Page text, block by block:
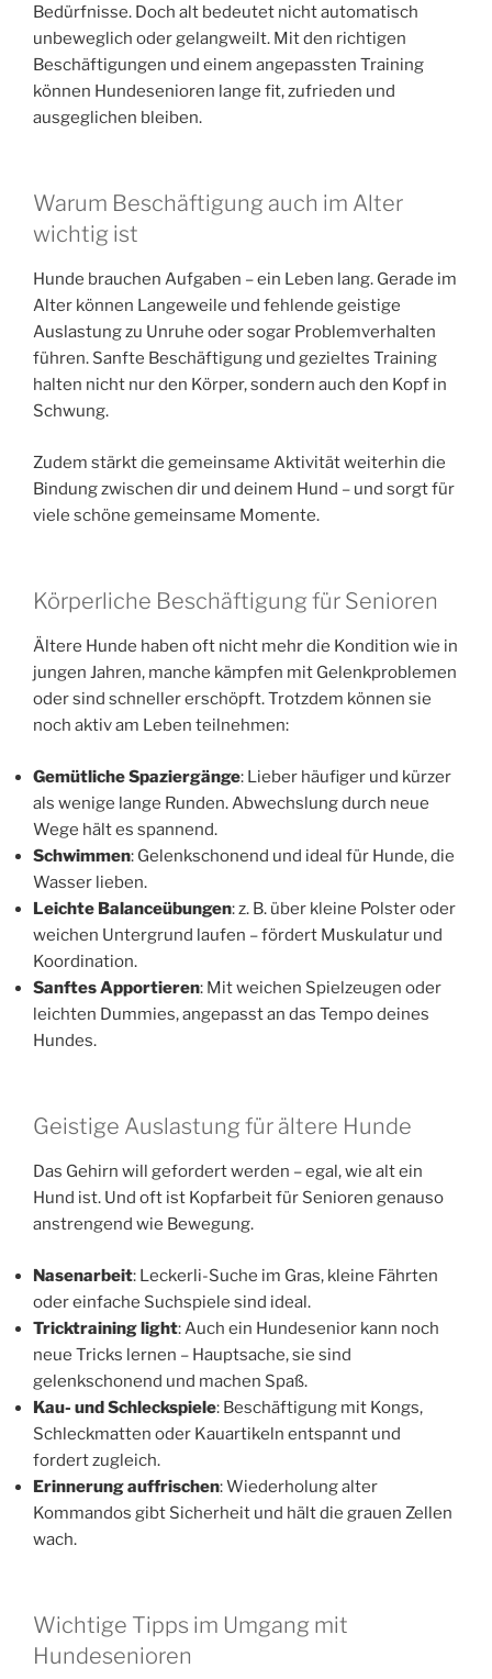
Bedürfnisse. Doch alt bedeutet nicht automatisch
unbeweglich oder gelangweilt. Mit den richtigen
Beschäftigungen und einem angepassten Training
können Hundesenioren lange fit, zufrieden und
ausgeglichen bleiben.
Warum Beschäftigung auch im Alter
wichtig ist
Hunde brauchen Aufgaben – ein Leben lang. Gerade im
Alter können Langeweile und fehlende geistige
Auslastung zu Unruhe oder sogar Problemverhalten
führen. Sanfte Beschäftigung und gezieltes Training
halten nicht nur den Körper, sondern auch den Kopf in
Schwung.
Zudem stärkt die gemeinsame Aktivität weiterhin die
Bindung zwischen dir und deinem Hund – und sorgt für
viele schöne gemeinsame Momente.
Körperliche Beschäftigung für Senioren
Ältere Hunde haben oft nicht mehr die Kondition wie in
jungen Jahren, manche kämpfen mit Gelenkproblemen
oder sind schneller erschöpft. Trotzdem können sie
noch aktiv am Leben teilnehmen:
Gemütliche Spaziergänge: Lieber häufiger und kürzer
als wenige lange Runden. Abwechslung durch neue
Wege hält es spannend.
Schwimmen: Gelenkschonend und ideal für Hunde, die
Wasser lieben.
Leichte Balanceübungen: z. B. über kleine Polster oder
weichen Untergrund laufen – fördert Muskulatur und
Koordination.
Sanftes Apportieren: Mit weichen Spielzeugen oder
leichten Dummies, angepasst an das Tempo deines
Hundes.
Geistige Auslastung für ältere Hunde
Das Gehirn will gefordert werden – egal, wie alt ein
Hund ist. Und oft ist Kopfarbeit für Senioren genauso
anstrengend wie Bewegung.
Nasenarbeit: Leckerli-Suche im Gras, kleine Fährten
oder einfache Suchspiele sind ideal.
Tricktraining light: Auch ein Hundesenior kann noch
neue Tricks lernen – Hauptsache, sie sind
gelenkschonend und machen Spaß.
Kau- und Schleckspiele: Beschäftigung mit Kongs,
Schleckmatten oder Kauartikeln entspannt und
fordert zugleich.
Erinnerung auffrischen: Wiederholung alter
Kommandos gibt Sicherheit und hält die grauen Zellen
wach.
Wichtige Tipps im Umgang mit
Hundesenioren